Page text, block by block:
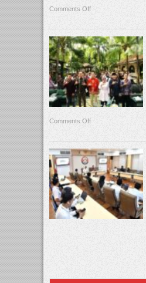
Comments Off
Comments Off